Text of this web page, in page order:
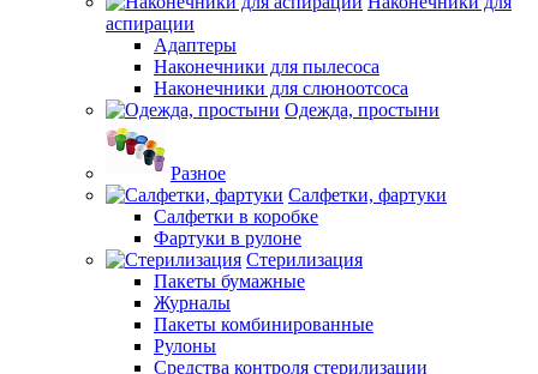
аспирации
Адаптеры
Наконечники для пылесоса
Наконечники для слюноотсоса
Одежда, простыни
Разное
Салфетки, фартуки
Салфетки в коробке
Фартуки в рулоне
Стерилизация
Пакеты бумажные
Журналы
Пакеты комбинированные
Рулоны
Средства контроля стерилизации